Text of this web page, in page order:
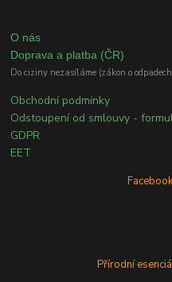
O nás
Doprava a platba (ČR)
Do ciziny nezasíláme (zákon o
Obchodní podmínky
Odstoupení od smlouvy -
GDPR
EET
Přírodní